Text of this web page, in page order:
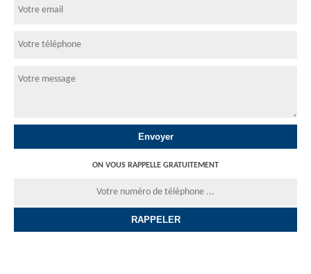
ON VOUS RAPPELLE GRATUITEMENT